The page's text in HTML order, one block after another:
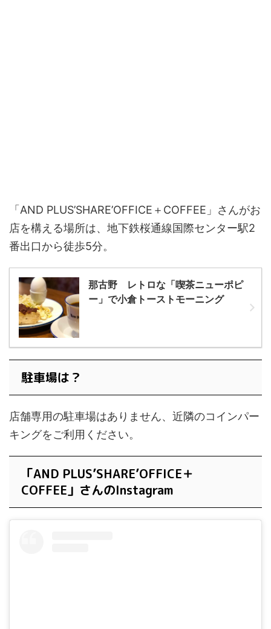
「AND PLUS’SHARE’OFFICE＋COFFEE」さんがお
店を構える場所は、地下鉄桜通線国際センター駅2
番出口から徒歩5分。
那古野 レトロな「喫茶ニューポピ
ー」で小倉トーストモーニング
駐車場は？
店舗専用の駐車場はありません、近隣のコインパー
キングをご利用ください。
「AND PLUS’SHARE’OFFICE＋
COFFEE」さんのInstagram